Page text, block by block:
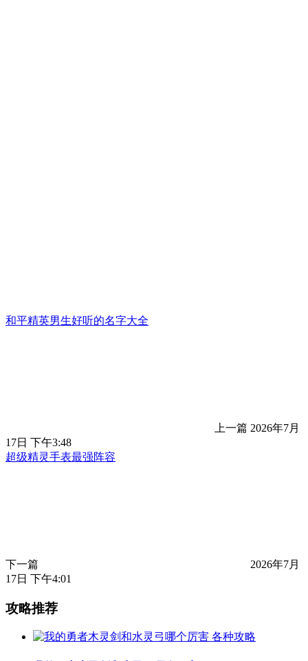
和平精英男生好听的名字大全
上一篇 2026年7月
17日 下午3:48
超级精灵手表最强阵容
下一篇
2026年7月
17日 下午4:01
攻略推荐
各种攻略